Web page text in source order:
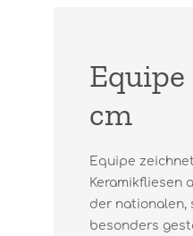
Equipe
cm
Equipe
Keramikfliesen
der nationalen,
besonders